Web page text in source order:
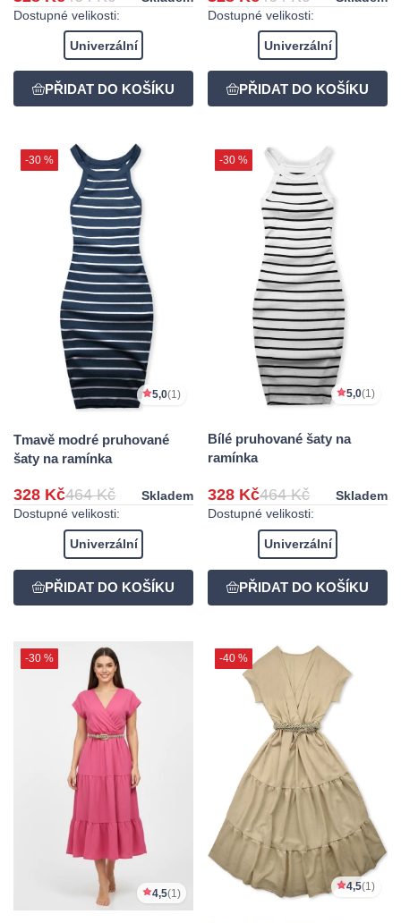
Dostupné velikosti:
Univerzální
Dostupné velikosti:
Univerzální
-30 %
5,0(1)
Tmavě modré pruhované
šaty na ramínka
328 Kč464 Kč
Skladem
Dostupné velikosti:
Univerzální
-30 %
5,0(1)
Bílé pruhované šaty na
ramínka
328 Kč464 Kč
Skladem
Dostupné velikosti:
Univerzální
-30 %
4,5(1)
-40 %
4,5(1)